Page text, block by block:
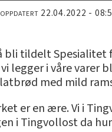
22.04.2022 -
bli tildelt
legger i våre varer
med mild
er en ære. Vi i
i Tingvollost da